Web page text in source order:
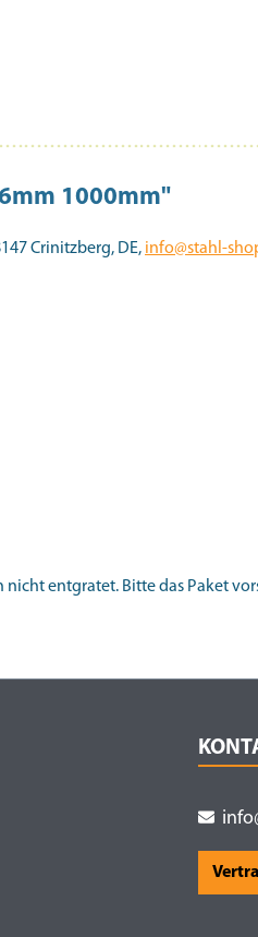
1000mm"
Crinitzberg, DE, info@stahl-
entgratet. Bitte das Paket